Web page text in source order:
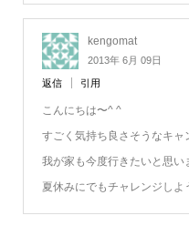
kengomat
2013年 6月 09日
返信 引用
こんにちは〜^ ^
すごく気持ち良さそうなキャ
我が家も今度行きたいと思い
夏休みにでもチャレンジしよ